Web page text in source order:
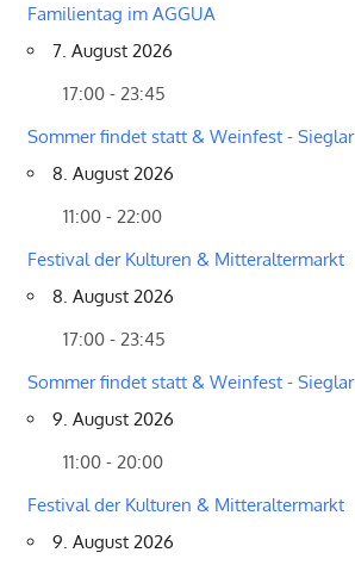
Familientag im AGGUA
7. August 2026
17:00 - 23:45
Sommer findet statt & Weinfest - Sieglar
8. August 2026
11:00 - 22:00
Festival der Kulturen & Mitteraltermarkt
8. August 2026
17:00 - 23:45
Sommer findet statt & Weinfest - Sieglar
9. August 2026
11:00 - 20:00
Festival der Kulturen & Mitteraltermarkt
9. August 2026